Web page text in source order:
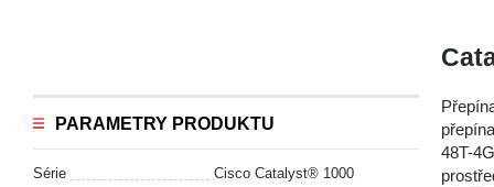
PARAMETRY PRODUKTU
Série Cisco Catalyst® 1000
48T-